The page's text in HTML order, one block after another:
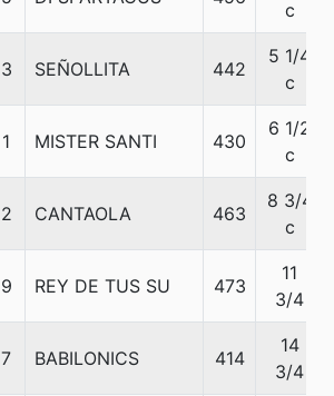
c
3 SEÑOLLITA 442
5 1/4
c
1 MISTER SANTI 430
6 1/2
c
2 CANTAOLA 463
8 3/4
c
9 REY DE TUS SU 473
11
3/4
7 BABILONICS 414
14
3/4